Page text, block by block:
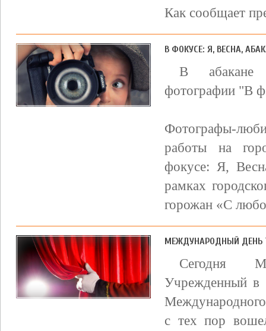
Как сообщает
В ФОКУСЕ: Я, ВЕСНА,
В абакане
фотографии "В
Фотографы-
работы на
фокусе: Я,
рамках
горожан «С
МЕЖДУНАРОДНЫЙ ДЕНЬ
Сегодня
Учрежденный в
с тех пор